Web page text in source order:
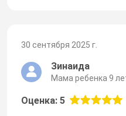
30 сентября 2025 г.
Зинаида
Мама ребенка 9
Оценка: 5